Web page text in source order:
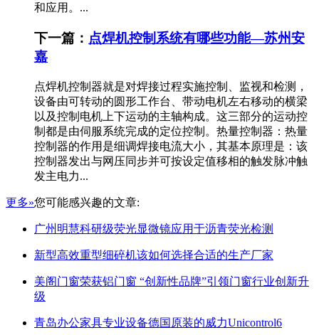
和应用。...
下一篇： 点焊机控制系统有哪些功能—苏州安
嘉
点焊机控制器就是对焊接过程实施控制、监视和检测，
设备由可转动的圆形工作台、带动电机左右移动的横梁
以及控制电机上下运动的主轴构成。这三部分的运动控
制都是由伺服系统完成的定位控制。热量控制器：热量
控制器的作用是细调焊接电流大小，其基本原理是：该
控制器发出与网压同步并可按设定值移相的触发脉冲触
发主电力...
更多»您可能感兴趣的文章:
广州明慧科研级荧光显微镜应用于沥青荧光检测
新型高效重型细碎机该如何选择合适的生产厂家
美阁门窗荣获铝门窗 “创新性品牌”引领门窗行业创新升
级
青岛办公家具专业设备德国原装的威力Unicontrol6